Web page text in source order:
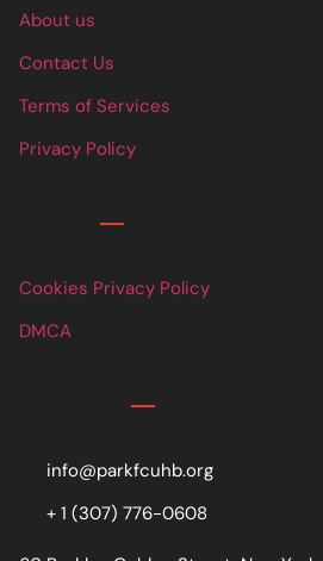
About us
Contact Us
Terms of Services
Privacy Policy
Cookies Privacy Policy
DMCA
info@parkfcuhb.org
+ 1 (307) 776-0608